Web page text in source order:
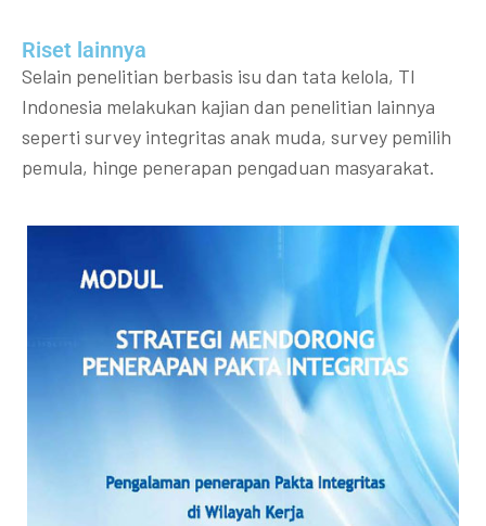
Riset lainnya​​
Selain penelitian berbasis isu dan tata kelola, TI
Indonesia melakukan kajian dan penelitian lainnya
seperti survey integritas anak muda, survey pemilih
pemula, hinge penerapan pengaduan masyarakat.